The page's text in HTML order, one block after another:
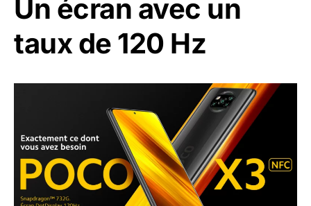
Un écran avec un
taux de 120 Hz